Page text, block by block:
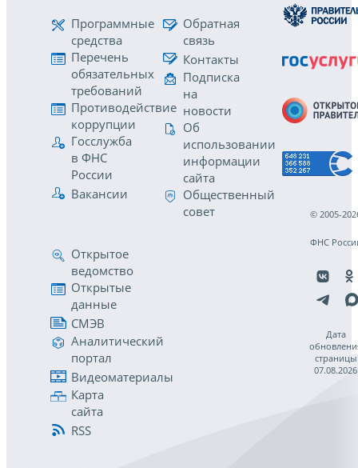
Программные
средства
Перечень
обязательных
требований
Противодействие
коррупции
Госслужба
в ФНС
России
Вакансии
Обратная
связь
Контакты
Подписка
на
новости
Об
использовании
информации
сайта
Общественный
совет
Открытое
ведомство
Открытые
данные
СМЭВ
Аналитический
портал
Видеоматериалы
Карта
сайта
RSS
© 2005-
ФНС
Дата
страницы
07.08.2026